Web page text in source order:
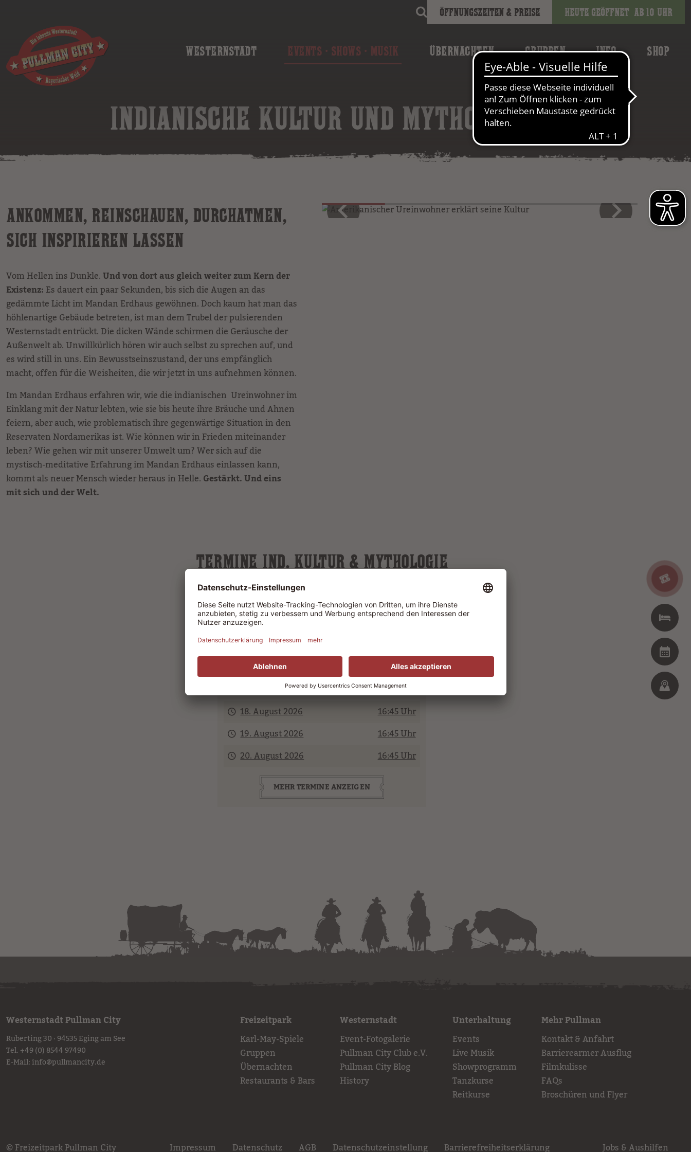
WESTERNSTADT EVENTS · SHOWS · MUSIK ÜBERNACHTEN GRUPPEN INFO SHOP
Öffnungszeiten & Preise Heute geöffnet ab 10 Uhr
INDIANISCHE KULTUR UND MYTHOLOGIE
ANKOMMEN, REINSCHAUEN, DURCHATMEN,
SICH INSPIRIEREN LASSEN
Vom Hellen ins Dunkle.Und von dort aus gleich weiter zum Kern der
Existenz:Es dauert ein paar Sekunden, bis sich die Augen an das
gedämmte Licht im Mandan Erdhaus gewöhnen. Doch kaum hat man das
höhlenartige Gebäude betreten, ist man dem Trubel der pulsierenden
Westernstadt entrückt. Die dicken Wände schirmen die Geräusche der
Außenwelt ab. Unwillkürlich hören wir auch selbst zu sprechen auf, und
es wird still in uns. Ein Bewusstseinszustand, der uns empfänglich
macht, offen für die Weisheiten, die wir jetzt in uns aufnehmen können.
Im Mandan Erdhaus erfahren wir, wie die indianischen Ureinwohner im
Einklang mit der Natur lebten, wie sie bis heute ihre Bräuche und Ahnen
feiern, aber auch, wie problematisch ihre gegenwärtige Situation in den
Reservaten Nordamerikas ist. Wie können wir in Frieden miteinander
leben? Wie gehen wir mit unserer Umwelt um? Wer sich auf die
mystisch-meditative Erfahrung im Mandan Erdhaus einlassen kann,
kommt als neuer Mensch wieder heraus in Helle.Gestärkt. Und eins
mit sich und der Welt.
TERMINE IND. KULTUR & MYTHOLOGIE
10. August 2026
16:45 Uhr
11. August 2026
12. August 2026
13. August 2026
16:45 Uhr
17. August 2026
16:45 Uhr
18. August 2026
16:45 Uhr
19. August 2026
16:45 Uhr
20. August 2026
16:45 Uhr
MEHR TERMINE ANZEIGEN
Westernstadt Pullman City
Ruberting 30 · 94535 Eging am See
Tel.+49 (0) 8544 97490
E-Mail:info@pullmancity.de
Freizeitpark
Karl-May-Spiele
Gruppen
Übernachten
Restaurants & Bars
Westernstadt
Event-Fotogalerie
Pullman City Club e.V.
Pullman City Blog
History
Unterhaltung
Events
Live Musik
Showprogramm
Tanzkurse
Reitkurse
Mehr Pullman
Kontakt & Anfahrt
Barrierearmer Ausflug
Filmkulisse
FAQs
Broschüren und Flyer
Impressum Datenschutz AGB Datenschutzeinstellung Barrierefreiheitserklärung Jobs & Aushilfen
© Freizeitpark Pullman City